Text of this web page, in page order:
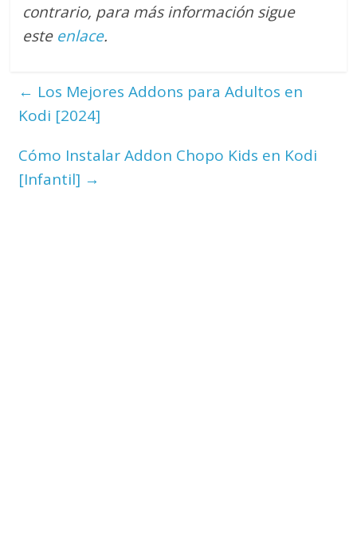
contrario, para más información sigue
este enlace.
← Los Mejores Addons para Adultos en
Kodi [2024]
Cómo Instalar Addon Chopo Kids en Kodi
[Infantil] →